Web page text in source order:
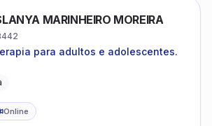
MARINHEIRO MOREIRA
para adultos e adolescentes.
Online